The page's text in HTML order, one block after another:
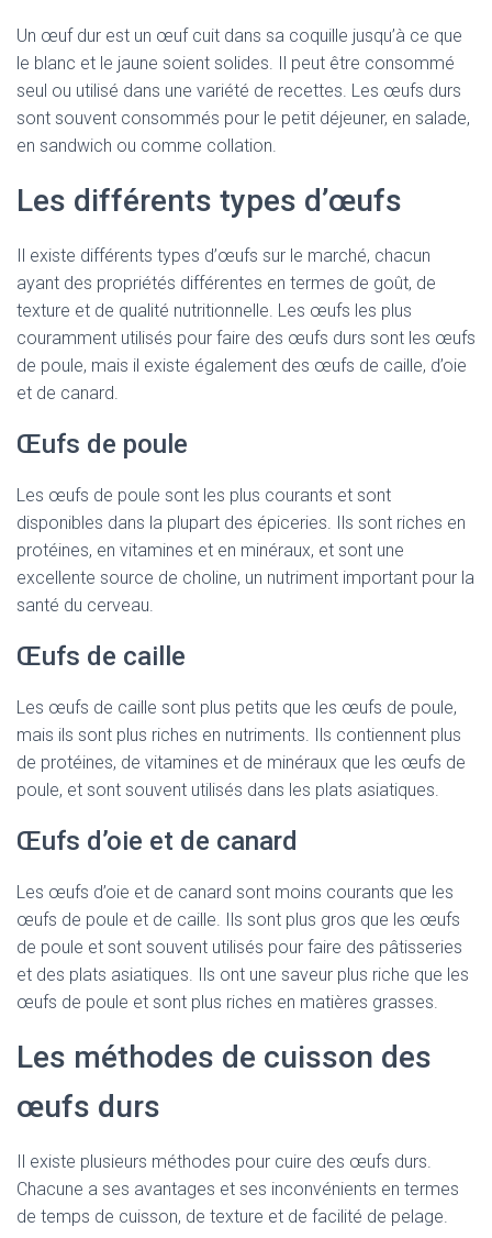
Un œuf dur est un œuf cuit dans sa coquille jusqu’à ce que
le blanc et le jaune soient solides. Il peut être consommé
seul ou utilisé dans une variété de recettes. Les œufs durs
sont souvent consommés pour le petit déjeuner, en salade,
en sandwich ou comme collation.
Les différents types d’œufs
Il existe différents types d’œufs sur le marché, chacun
ayant des propriétés différentes en termes de goût, de
texture et de qualité nutritionnelle. Les œufs les plus
couramment utilisés pour faire des œufs durs sont les œufs
de poule, mais il existe également des œufs de caille, d’oie
et de canard.
Œufs de poule
Les œufs de poule sont les plus courants et sont
disponibles dans la plupart des épiceries. Ils sont riches en
protéines, en vitamines et en minéraux, et sont une
excellente source de choline, un nutriment important pour la
santé du cerveau.
Œufs de caille
Les œufs de caille sont plus petits que les œufs de poule,
mais ils sont plus riches en nutriments. Ils contiennent plus
de protéines, de vitamines et de minéraux que les œufs de
poule, et sont souvent utilisés dans les plats asiatiques.
Œufs d’oie et de canard
Les œufs d’oie et de canard sont moins courants que les
œufs de poule et de caille. Ils sont plus gros que les œufs
de poule et sont souvent utilisés pour faire des pâtisseries
et des plats asiatiques. Ils ont une saveur plus riche que les
œufs de poule et sont plus riches en matières grasses.
Les méthodes de cuisson des
œufs durs
Il existe plusieurs méthodes pour cuire des œufs durs.
Chacune a ses avantages et ses inconvénients en termes
de temps de cuisson, de texture et de facilité de pelage.